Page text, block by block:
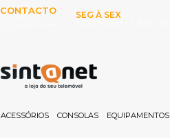
CONTACTO
SEG À SEX
ACESSÓRIOS CONSOLAS EQUIPAMENTOS